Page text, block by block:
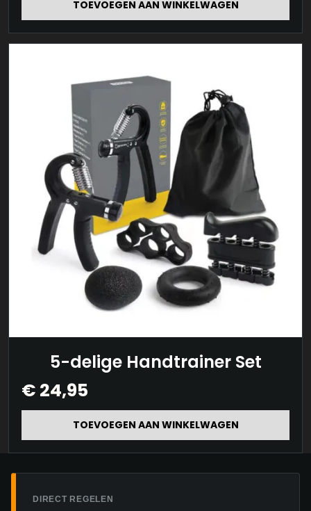
TOEVOEGEN AAN WINKELWAGEN
5-delige Handtrainer Set
€ 24,95
TOEVOEGEN AAN WINKELWAGEN
DIRECT REGELEN